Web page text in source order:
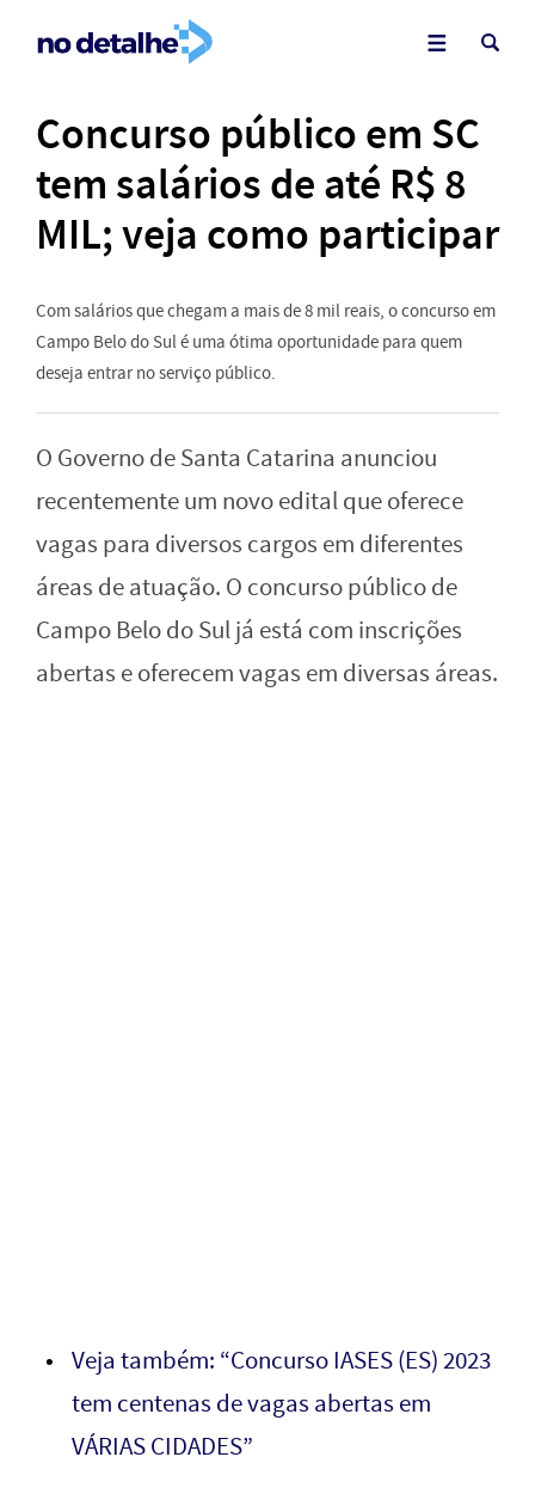
Concurso público em SC
tem salários de até R$ 8
MIL; veja como participar
Com salários que chegam a mais de 8 mil reais, o concurso em
Campo Belo do Sul é uma ótima oportunidade para quem
deseja entrar no serviço público.
O Governo de Santa Catarina anunciou
recentemente um novo edital que oferece
vagas para diversos cargos em diferentes
áreas de atuação. O concurso público de
Campo Belo do Sul já está com inscrições
abertas e oferecem vagas em diversas áreas.
Veja também: “Concurso IASES (ES) 2023
tem centenas de vagas abertas em
VÁRIAS CIDADES”